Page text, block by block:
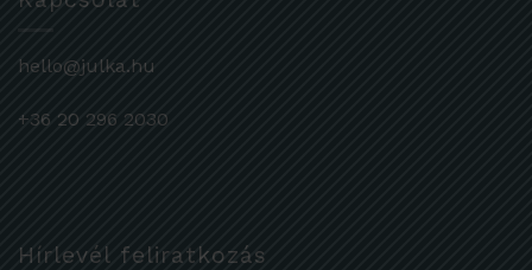
hello@julka.hu
+36 20 296 2030
Hírlevél feliratkozás